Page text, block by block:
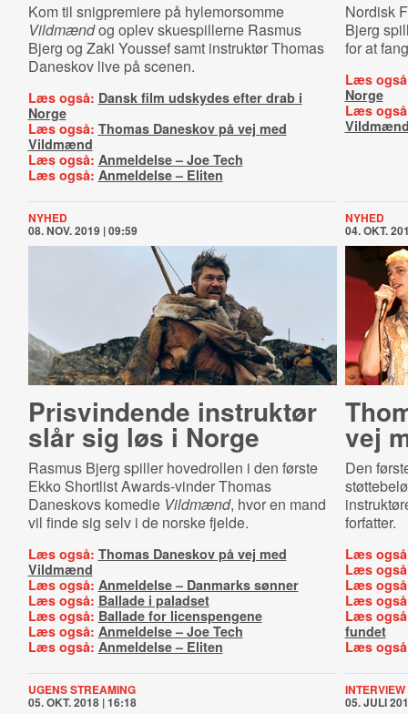
Kom til snigpremiere på hylemorsomme
Vildmændog oplev skuespillerne Rasmus
Bjerg og Zaki Youssef samt instruktør Thomas
Daneskov live på scenen.
Læs også: Dansk film udskydes efter drab i
Norge
Læs også: Thomas Daneskov på vej med
Vildmænd
Læs også: Anmeldelse – Joe Tech
Læs også: Anmeldelse – Eliten
Nordisk
Bjerg
for at
Læs
Norge
Læs
NYHED
08. NOV. 2019 | 09:59
Prisvindende instruktør
slår sig løs i Norge
Rasmus Bjerg spiller hovedrollen i den første
Ekko Shortlist Awards-vinder Thomas
Daneskovs komedie Vildmænd, hvor en mand
vil finde sig selv i de norske fjelde.
Læs også: Thomas Daneskov på vej med
Vildmænd
Læs også: Anmeldelse – Danmarks sønner
Læs også: Ballade i paladset
Læs også: Ballade for licenspengene
Læs også: Anmeldelse – Joe Tech
Læs også: Anmeldelse – Eliten
NYHED
04. OKT.
vej
Den
forfatter.
Læs
Læs
Læs
Læs
Læs
fundet
Læs
UGENS STREAMING
05. OKT. 2018 | 16:18
INTERVIEW
05. JULI